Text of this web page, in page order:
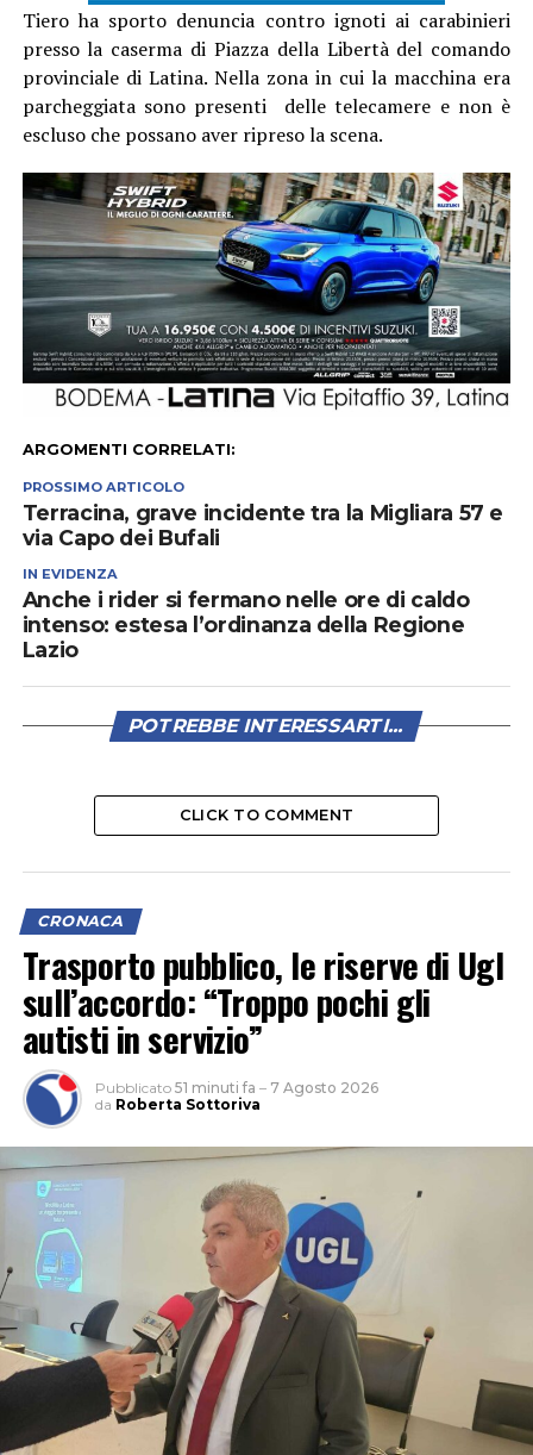
Tiero ha sporto denuncia contro ignoti ai carabinieri
presso la caserma di Piazza della Libertà del comando
provinciale di Latina. Nella zona in cui la macchina era
parcheggiata sono presenti delle telecamere e non è
escluso che possano aver ripreso la scena.
ARGOMENTI CORRELATI:
PROSSIMO ARTICOLO
Terracina, grave incidente tra la Migliara 57 e
via Capo dei Bufali
IN EVIDENZA
Anche i rider si fermano nelle ore di caldo
intenso: estesa l’ordinanza della Regione
Lazio
POTREBBE INTERESSARTI...
CLICK TO COMMENT
CRONACA
Trasporto pubblico, le riserve di Ugl
sull’accordo: “Troppo pochi gli
autisti in servizio”
Pubblicato 51 minuti fa – 7 Agosto 2026
da Roberta Sottoriva